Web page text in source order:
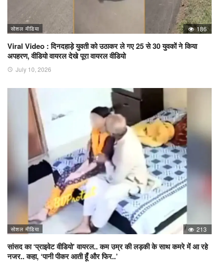
सोशल मीडिया 186
Viral Video : दिनदहाड़े युवती को उठाकर ले गए 25 से 30 युवकों ने किया
अपहरण, वीडियो वायरल देखे पूरा वायरल वीडियो
July 10, 2026
सोशल मीडिया 213
सांसद का ‘प्राइवेट वीडियो’ वायरल.. कम उम्र की लड़की के साथ कमरे में आ रहे
नजर.. कहा, ‘पानी पीकर आती हूँ और फिर..’